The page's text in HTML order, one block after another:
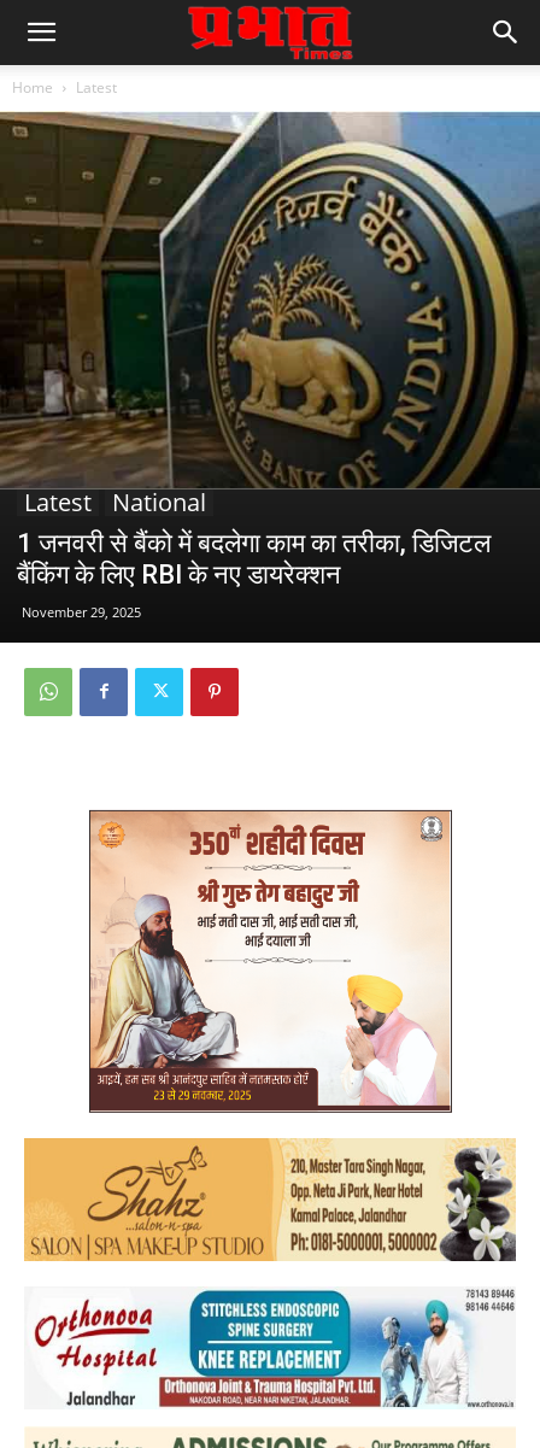
Home Latest
Latest National
1 जनवरी से बैंको में बदलेगा काम का तरीका, डिजिटल
बैंक‍िंग के लिए RBI के नए डायरेक्शन
November 29, 2025